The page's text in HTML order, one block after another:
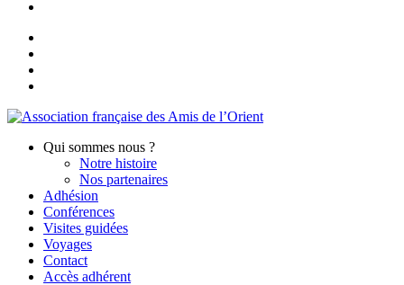
Qui sommes nous ?
Notre histoire
Nos partenaires
Adhésion
Conférences
Visites guidées
Voyages
Contact
Accès adhérent